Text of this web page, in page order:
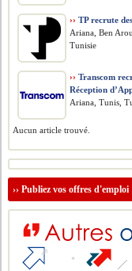
›› TP recrute
Ariana, Ben
Tunisie
›› Transcom
Réception
Ariana, Tunis,
Aucun article trouvé.
››Publiez vos offres d'emploi